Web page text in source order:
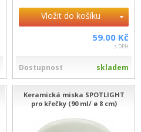
Vložit do košíku
59.00 Kč
s DPH
Dostupnost skladem
Keramická miska SPOTLIGHT
pro křečky (90 ml/ ø 8 cm)